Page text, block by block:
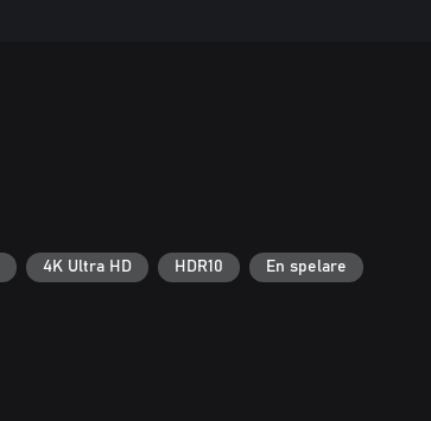
4K Ultra HD HDR10 En spelare